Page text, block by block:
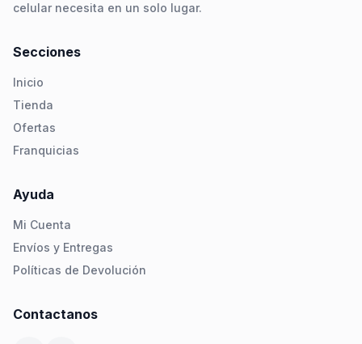
celular necesita en un solo lugar.
Secciones
Inicio
Tienda
Ofertas
Franquicias
Ayuda
Mi Cuenta
Envíos y Entregas
Políticas de Devolución
Contactanos